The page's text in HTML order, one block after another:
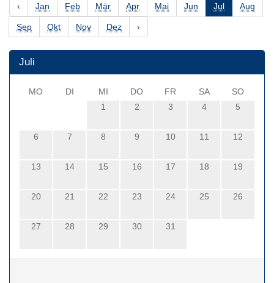
‹ Jan Feb Mär Apr Mai Jun Jul Aug
Sep Okt Nov Dez ›
Juli
MO DI MI DO FR SA
SO
1
2 3 4 5
6 7 8 9 10 11 12
13 14 15 16 17 18 19
20 21 22 23 24 25 26
27 28 29 30 31